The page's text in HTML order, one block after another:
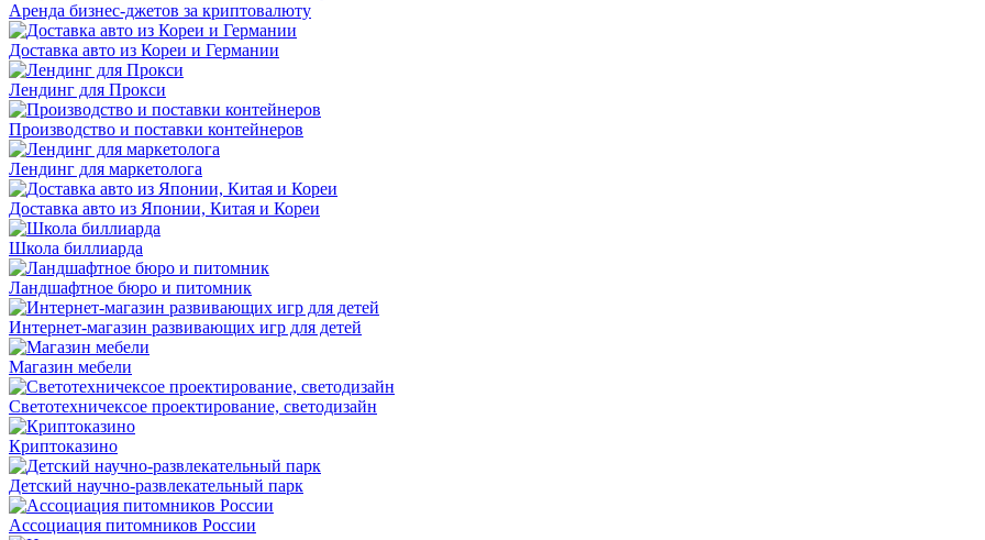
Аренда бизнес-джетов за криптовалюту
Доставка авто из Кореи и Германии
Лендинг для Прокси
Производство и поставки контейнеров
Лендинг для маркетолога
Доставка авто из Японии, Китая и Кореи
Школа биллиарда
Ландшафтное бюро и питомник
Интернет-магазин развивающих игр для детей
Магазин мебели
Светотехничексое проектирование, светодизайн
Криптоказино
Детский научно-развлекательный парк
Ассоциация питомников России